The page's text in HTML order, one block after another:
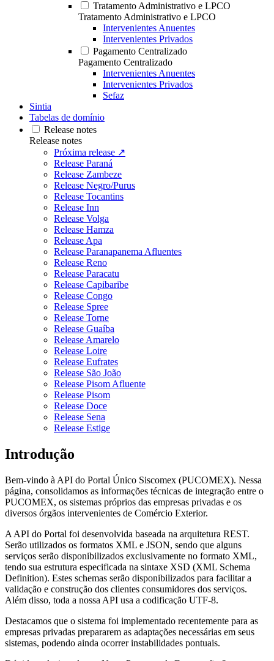
Tratamento Administrativo e LPCO
Tratamento Administrativo e LPCO
Intervenientes Anuentes
Intervenientes Privados
Pagamento Centralizado
Pagamento Centralizado
Intervenientes Anuentes
Intervenientes Privados
Sefaz
Sintia
Tabelas de domínio
Release notes
Release notes
Próxima release ↗
Release Paraná
Release Zambeze
Release Negro/Purus
Release Tocantins
Release Inn
Release Volga
Release Hamza
Release Apa
Release Paranapanema Afluentes
Release Reno
Release Paracatu
Release Capibaribe
Release Congo
Release Spree
Release Torne
Release Guaíba
Release Amarelo
Release Loire
Release Eufrates
Release São João
Release Pisom Afluente
Release Pisom
Release Doce
Release Sena
Release Estige
Introdução
Bem-vindo à API do Portal Único Siscomex (PUCOMEX). Nessa
página, consolidamos as informações técnicas de integração entre o
PUCOMEX, os sistemas próprios das empresas privadas e os
diversos órgãos intervenientes de Comércio Exterior.
A API do Portal foi desenvolvida baseada na arquitetura REST.
Serão utilizados os formatos XML e JSON, sendo que alguns
serviços serão disponibilizados exclusivamente no formato XML,
tendo sua estrutura especificada na sintaxe XSD (XML Schema
Definition). Estes schemas serão disponibilizados para facilitar a
validação e construção dos clientes consumidores dos serviços.
Além disso, toda a nossa API usa a codificação UTF-8.
Destacamos que o sistema foi implementado recentemente para as
empresas privadas prepararem as adaptações necessárias em seus
sistemas, podendo ainda ocorrer instabilidades pontuais.